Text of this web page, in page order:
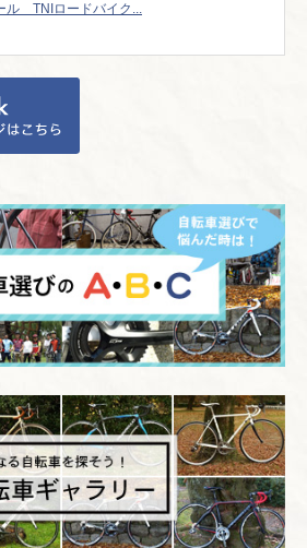
ル TNIロードバイク...